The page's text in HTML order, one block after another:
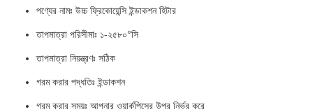
পণ্যের নামঃ উচ্চ ফ্রিকোয়েন্সি ইন্ডাকশন হিটার
তাপমাত্রা পরিসীমাঃ ১-২৫৮০°সি
তাপমাত্রা নিয়ন্ত্রণঃ সঠিক
গরম করার পদ্ধতিঃ ইন্ডাকশন
গরম করার সময়ঃ আপনার ওয়ার্কপিসের উপর নির্ভর করে